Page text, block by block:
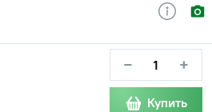
− +
Купить